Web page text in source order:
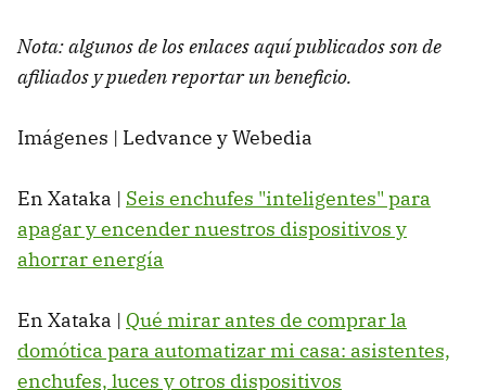
Nota: algunos de los enlaces aquí publicados son de
afiliados y pueden reportar un beneficio.
Imágenes | Ledvance y Webedia
En Xataka | Seis enchufes "inteligentes" para
apagar y encender nuestros dispositivos y
ahorrar energía
En Xataka | Qué mirar antes de comprar la
domótica para automatizar mi casa: asistentes,
enchufes, luces y otros dispositivos